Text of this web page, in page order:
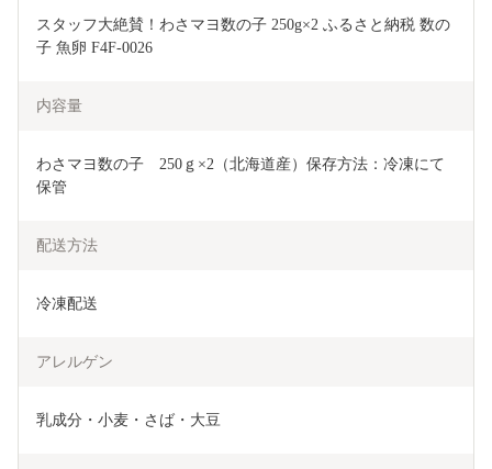
スタッフ大絶賛！わさマヨ数の子 250g×2 ふるさと納税 数の
子 魚卵 F4F-0026
内容量
わさマヨ数の子　250ｇ×2（北海道産）保存方法：冷凍にて
保管
配送方法
冷凍配送
アレルゲン
乳成分・小麦・さば・大豆